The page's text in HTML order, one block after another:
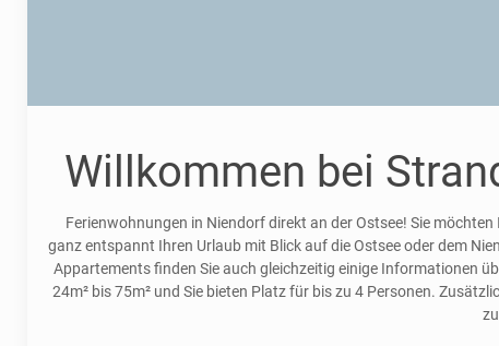
Willkommen bei
Ferienwohnungen in Niendorf direkt an der Ostsee! Sie
ganz entspannt Ihren Urlaub mit Blick auf die Ostsee oder dem
Appartements finden Sie auch gleichzeitig einige Informationen
24m² bis 75m² und Sie bieten Platz für bis zu 4 Personen.